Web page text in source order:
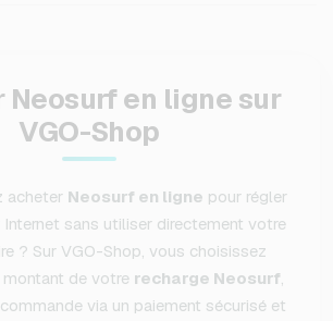
Neosurf en ligne sur
VGO-Shop
acheter Neosurf en ligne pour régler
sans utiliser directement votre
? Sur VGO-Shop, vous choisissez
de votre recharge Neosurf,
via un paiement sécurisé et